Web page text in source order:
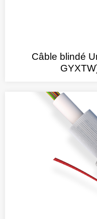
Câble blindé